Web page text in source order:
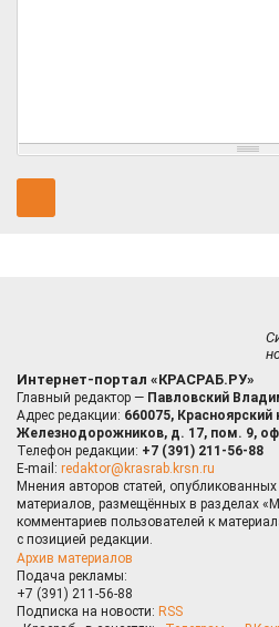
Интернет-портал «КРАСРАБ.РУ»
Главный редактор — Павловский
Адрес редакции: 660075, Красноярский
Железнодорожников, д. 17, пом. 9,
Телефон редакции: +7 (391) 211-56-88
E-mail: redaktor@krasrab.krsn.ru
Мнения авторов статей, опубликованных
материалов, размещённых в разделах
комментариев пользователей к
с позицией редакции.
Архив материалов
Подача рекламы:
+7 (391) 211-56-88
Подписка на новости: RSS